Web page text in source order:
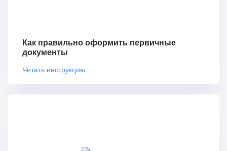
Как правильно оформить первичные
документы
Читать инструкцию